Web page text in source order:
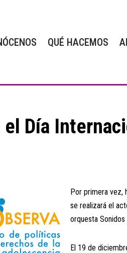
QUÉ HACEMOS
el Día
Por primera vez,
se realizará el
orquesta Sonidos
El 19 de